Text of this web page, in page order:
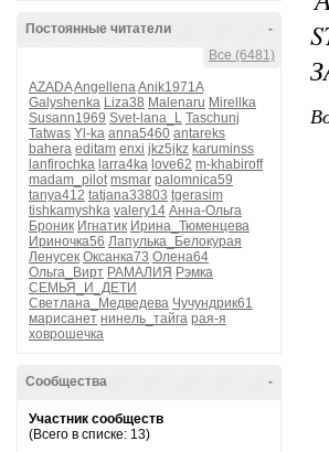
-
Постоянные читатели
Все (6481)
AZADAAngellenaAnik1971A
Galyshenka Liza38 Malenaru Mirellka
Susann1969 Svet-lana_L Taschunj
Tatwas Yl-ka anna5460 antareks
bahera editam enxi jkz5jkz karuminss
lanfirochka larra4ka love62 m-khabiroff
madam_pilot msmar palomnica59
tanya412 tatjana33803 tgerasim
tishkamyshka valery14 Анна-Ольга
Броник Игнатик Ирина_Тюменцева
Ириночка56 Лапулька_Белокурая
Ленусек Оксанка73 Олена64
Ольга_Вирт РАМАЛИЯ Рэмка
СЕМЬЯ_И_ДЕТИ
Светлана_Медведева Чучундрик61
марисанет нинель_тайга рая-я
ховрошечка
-
Сообщества
Участник сообществ
(Всего в списке: 13)